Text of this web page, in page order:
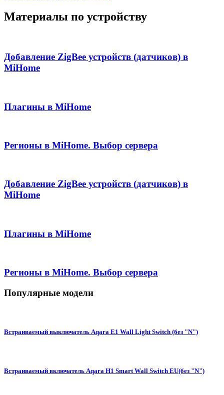
Материалы по устройству
Добавление ZigBee устройств (датчиков) в
MiHome
Плагины в MiHome
Регионы в MiHome. Выбор сервера
Добавление ZigBee устройств (датчиков) в
MiHome
Плагины в MiHome
Регионы в MiHome. Выбор сервера
Популярные модели
Встраиваемый выключатель Aqara E1 Wall Light Switch (без "N")
Встраиваемый включатель Aqara H1 Smart Wall Switch EU(без "N")